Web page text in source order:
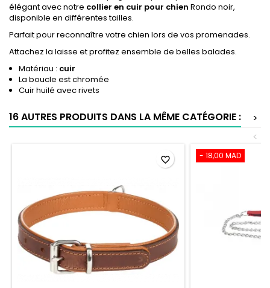
élégant avec notre collier en cuir pour chien Rondo noir,
disponible en différentes tailles.
Parfait pour reconnaître votre chien lors de vos promenades.
Attachez la laisse et profitez ensemble de belles balades.
Matériau : cuir
La boucle est chromée
Cuir huilé avec rivets
16 AUTRES PRODUITS DANS LA MÊME CATÉGORIE :
>
<
favorite_border - 18,00 MAD